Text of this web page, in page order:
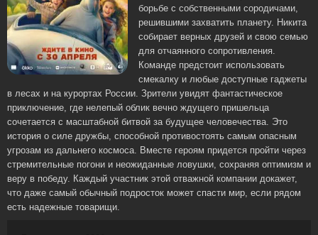
борьбе с собственными сородичами,
решившими захватить планету. Никита
собирает верных друзей и свою семью
для отчаянного сопротивления.
Команде предстоит использовать
смекалку и любые доступные гаджеты
в лесах и на курортах России. Зрители увидят фантастическое
приключение, где нелепый облик вечно ждущего пришельца
сочетается с масштабной битвой за будущее человечества. Это
история о силе дружбы, способной противостоять самым опасным
угрозам из дальнего космоса. Вместе героям придется пройти через
стремительные погони и неожиданные ловушки, сохраняя оптимизм и
веру в победу. Каждый участник этой отважной компании докажет,
что даже самый обычный подросток может спасти мир, если рядом
есть надежные товарищи.